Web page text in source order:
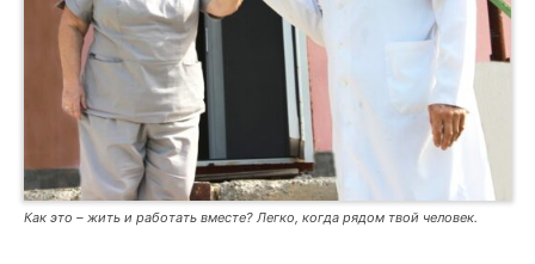
Как это – жить и работать вместе? Легко, когда рядом твой человек.